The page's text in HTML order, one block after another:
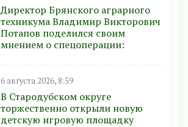
Директор Брянского аграрного
техникума Владимир Викторович
Потапов поделился своим
мнением о спецоперации:
6 августа 2026, 8:59
В Стародубском округе
торжественно открыли новую
детскую игровую площадку